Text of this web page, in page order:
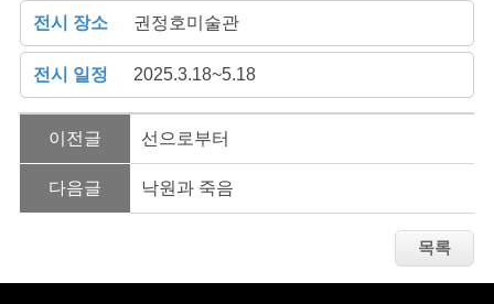
전시 장소 권정호미술관
전시 일정 2025.3.18~5.18
이전글 선으로부터
다음글 낙원과 죽음